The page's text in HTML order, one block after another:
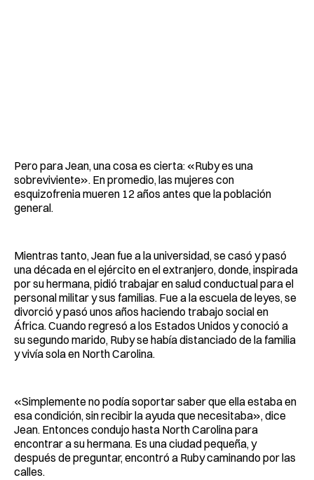
Pero para Jean, una cosa es cierta: «Ruby es una
sobreviviente». En promedio, las mujeres con
esquizofrenia mueren 12 años antes que la población
general.
Mientras tanto, Jean fue a la universidad, se casó y pasó
una década en el ejército en el extranjero, donde, inspirada
por su hermana, pidió trabajar en salud conductual para el
personal militar y sus familias. Fue a la escuela de leyes, se
divorció y pasó unos años haciendo trabajo social en
África. Cuando regresó a los Estados Unidos y conoció a
su segundo marido, Ruby se había distanciado de la familia
y vivía sola en North Carolina.
«Simplemente no podía soportar saber que ella estaba en
esa condición, sin recibir la ayuda que necesitaba», dice
Jean. Entonces condujo hasta North Carolina para
encontrar a su hermana. Es una ciudad pequeña, y
después de preguntar, encontró a Ruby caminando por las
calles.